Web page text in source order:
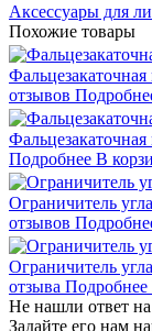
Аксессуары для
Похожие товары
отзывов
Подробнее В
Ограничитель
отзывов
Ограничитель
отзыва Подробнее
Не нашли ответ
Задайте его нам